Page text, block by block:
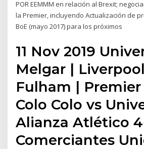
POR EEMMM en relación al Brexit;
la Premier, incluyendo Actualización de
BoE (mayo 2017) para los próximos
11 Nov 2019
Melgar |
Fulham |
Colo Colo vs
Alianza Atlético
Comerciantes